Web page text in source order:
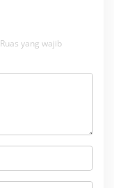
Ruas yang wajib